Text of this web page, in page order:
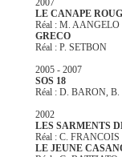
2007
LE CANAPE
Réal : M. AANGELO
GRECO
Réal : P. SETBON
2005 - 2007
SOS 18
Réal : D. BARON,
2002
LES SARMENTS
Réal : C. FRANCOIS
LE JEUNE